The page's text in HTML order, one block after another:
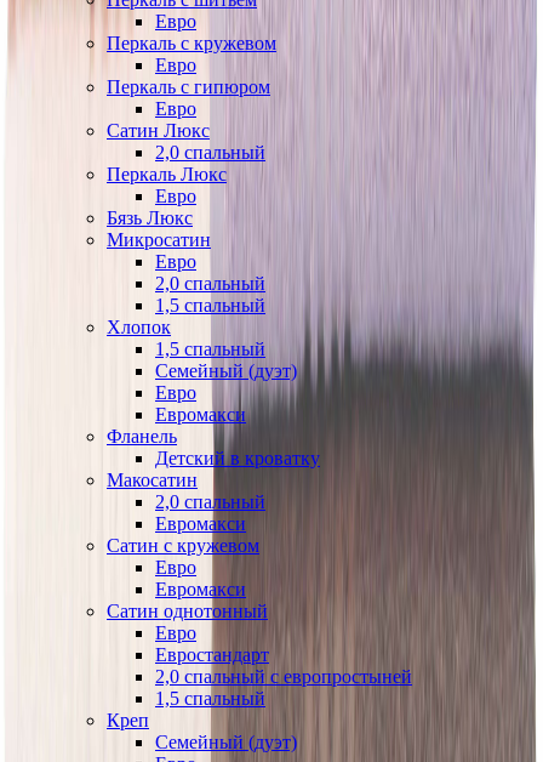
Евро
Перкаль с кружевом
Евро
Перкаль с гипюром
Евро
Сатин Люкс
2,0 спальный
Перкаль Люкс
Евро
Бязь Люкс
Микросатин
Евро
2,0 спальный
1,5 спальный
Хлопок
1,5 спальный
Семейный (дуэт)
Евро
Евромакси
Фланель
Детский в кроватку
Макосатин
2,0 спальный
Евромакси
Сатин с кружевом
Евро
Евромакси
Сатин однотонный
Евро
Евростандарт
2,0 спальный с европростыней
1,5 спальный
Креп
Семейный (дуэт)